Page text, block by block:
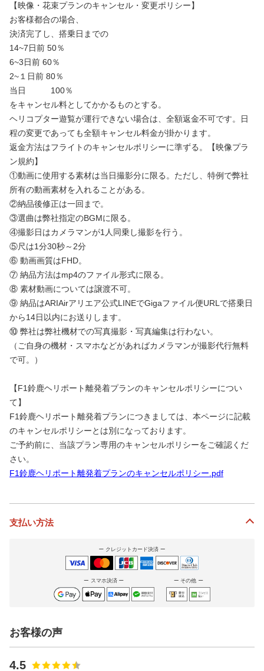
【映像・花束プランのキャンセル・変更ポリシー】
お客様都合の場合、
決済完了し、搭乗日までの
14~7日前 50％
6~3日前 60％
2~１日前 80％
当日 100％
をキャンセル料としてかかるものとする。
ヘリコプター遊覧が運行できない場合は、全額返金不可です。日
程の変更であっても全額キャンセル料金が掛かります。
返金方法はフライトのキャンセルポリシーに準ずる。【映像プラ
ン規約】
①動画に使用する素材は当日撮影分に限る。ただし、特例で弊社
所有の動画素材を入れることがある。
②納品後修正は一回まで。
③選曲は弊社指定のBGMに限る。
④撮影日はカメラマンが1人同乗し撮影を行う。
⑤尺は1分30秒～2分
⑥ 動画画質はFHD。
⑦ 納品方法はmp4のファイル形式に限る。
⑧ 素材動画については譲渡不可。
⑨ 納品はARIAirアリエア公式LINEでGigaファイル便URLで搭乗日
から14日以内にお送りします。
⑩ 弊社は弊社機材での写真撮影・写真編集は行わない。
（ご自身の機材・スマホなどがあればカメラマンが撮影代行無料
で可。）
【F1鈴鹿ヘリポート離発着プランのキャンセルポリシーについ
て】
F1鈴鹿ヘリポート離発着プランにつきましては、本ページに記載
のキャンセルポリシーとは別になっております。
ご予約前に、当該プラン専用のキャンセルポリシーをご確認くだ
さい。
F1鈴鹿ヘリポート離発着プランのキャンセルポリシー.pdf
支払い方法
クレジットカード決済
スマホ決済 その他
お客様の声
4.5